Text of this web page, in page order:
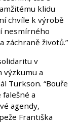
klidu
chvíle k výrobě
nesmírného
záchraně životů.”
v
a
Turkson. “Bouře
a
agendy,
Františka